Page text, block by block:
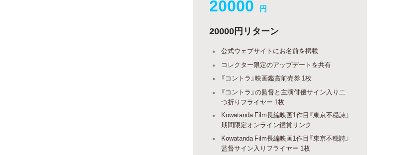
20000 円
20000円リターン
公式ウェブサイトにお名前を掲載
コレクター限定のアップデートを共有
『コントラ』映画鑑賞前売券 1枚
『コントラ』の監督と主演俳優サイン入り二
つ折りフライヤー 1枚
Kowatanda Film長編映画1作目『東京不穏詩』
期間限定オンライン鑑賞リンク
Kowatanda Film長編映画1作目『東京不穏詩』
監督サイン入りフライヤー 1枚